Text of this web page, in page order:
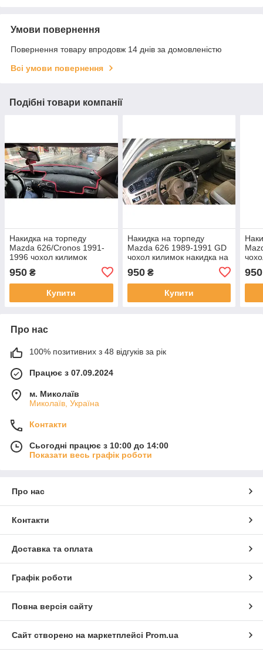
Умови повернення
Повернення товару впродовж 14 днів за домовленістю
Всі умови повернення
Подібні товари компанії
Накидка на торпеду
Mazda 626/Cronos 1991-
1996 чохол килимок
приладів Мазда від
сонячних відблисків
950 ₴
Купити
Накидка на торпеду
Mazda 626 1989-1991 GD
чохол килимок накидка на
автомобіля Мазда 626 від
відблисків
950₴
Купити
950
Про нас
100% позитивних з 48 відгуків за рік
Працює з 07.09.2024
м. Миколаїв
Миколаїв, Україна
Контакти
Сьогодні працює з 10:00 до 14:00
Показати весь графік роботи
Про нас
Контакти
Доставка та оплата
Графік роботи
Повна версія сайту
Сайт створено на маркетплейсі Prom.ua